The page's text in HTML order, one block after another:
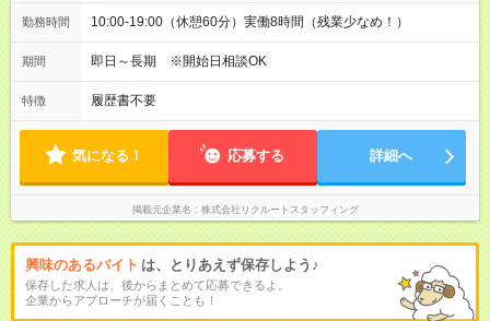
勤務時間 10:00-19:00（休憩60分）実働8時間（残業少なめ！）
期間 即日～長期 ※開始日相談OK
特徴 履歴書不要
気になる！ 応募する 詳細へ
掲載元企業名 株式会社リクルートスタッフィング
興味のあるバイト は、とりあえず保存しよう♪
保存した求人は、後からまとめて応募できるよ。
企業からアプローチが届くことも！